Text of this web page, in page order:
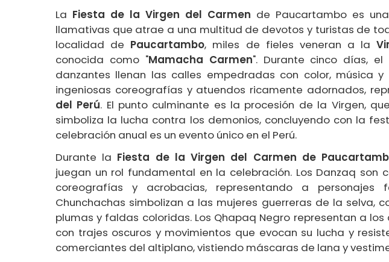
La Fiesta de la Virgen del Carmen de Paucartambo es
llamativas que atrae a una multitud de devotos y turistas de
localidad de Paucartambo, miles de fieles veneran a la
conocida como "Mamacha Carmen". Durante cinco días,
danzantes llenan las calles empedradas con color, música y
ingeniosas coreografías y atuendos ricamente adornados,
del Perú. El punto culminante es la procesión de la Virgen,
simboliza la lucha contra los demonios, concluyendo con la
celebración anual es un evento único en el Perú.
Durante la Fiesta de la Virgen del Carmen de
juegan un rol fundamental en la celebración. Los Danzaq son
coreografías y acrobacias, representando a personajes
Chunchachas simbolizan a las mujeres guerreras de la selva,
plumas y faldas coloridas. Los Qhapaq Negro representan a
con trajes oscuros y movimientos que evocan su lucha y
comerciantes del altiplano, vistiendo máscaras de lana y